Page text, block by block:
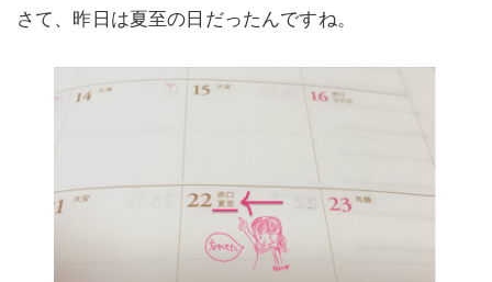
さて、昨日は夏至の日だったんですね。